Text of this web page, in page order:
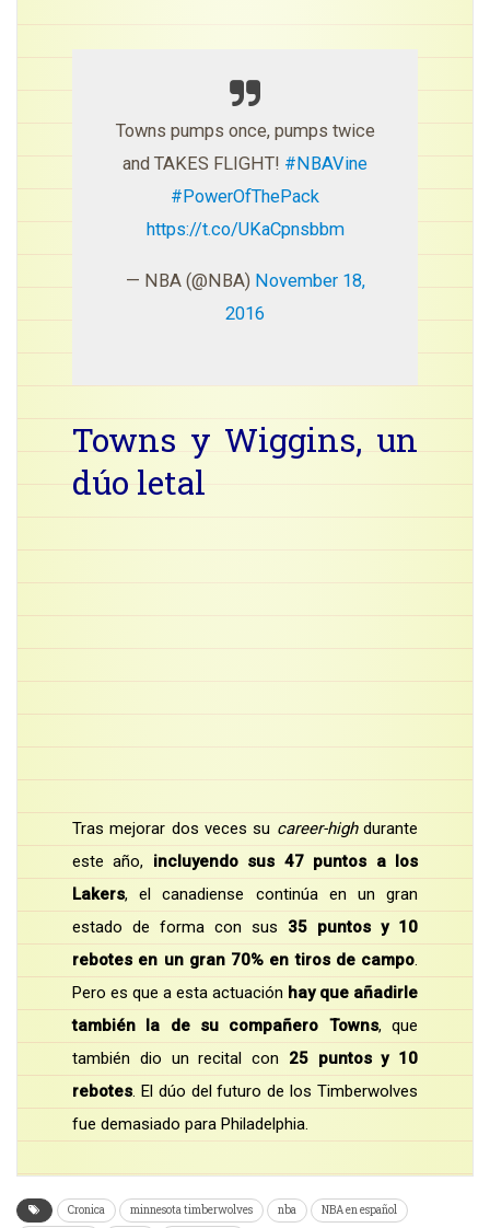
Towns pumps once, pumps twice
and TAKES FLIGHT! #NBAVine
#PowerOfThePack
https://t.co/UKaCpnsbbm
— NBA (@NBA) November 18,
2016
Towns y Wiggins, un
dúo letal
Tras mejorar dos veces su career-highdurante
este año, incluyendo sus 47 puntos a los
Lakers, el canadiense continúa en un gran
estado de forma con sus 35 puntos y 10
rebotes en un gran 70% en tiros de campo
Pero es que a esta actuación hay que añadirle
también la de su compañero Towns, que
también dio un recital con 25 puntos y 10
rebotes . El dúo del futuro de los Timberwolves
fue demasiado para Philadelphia.
Cronica minnesota timberwolves nba
NBA en español